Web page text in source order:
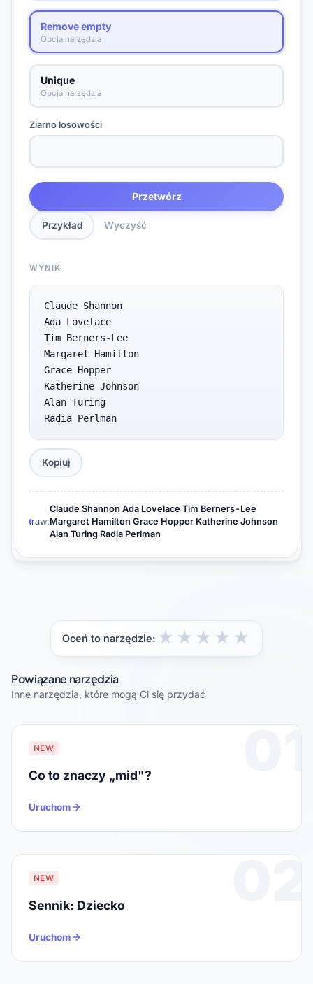
Remove empty
Opcja narzędzia
Unique
Opcja narzędzia
Ziarno losowości
Przetwórz
Przykład Wyczyść
WYNIK
Claude Shannon
Ada Lovelace
Tim Berners-Lee
Margaret Hamilton
Grace Hopper
Katherine Johnson
Alan Turing
Radia Perlman
Kopiuj
raw:
Claude Shannon Ada Lovelace Tim Berners-Lee
Margaret Hamilton Grace Hopper Katherine Johnson
Alan Turing Radia Perlman
Oceń to narzędzie: ★
★
★
★
★
Powiązane narzędzia
Inne narzędzia, które mogą Ci się przydać
01
NEW
Co to znaczy „mid"?
Uruchom
02
NEW
Sennik: Dziecko
Uruchom